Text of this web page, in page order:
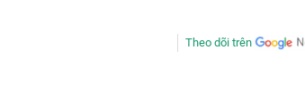
Theo dõi trên